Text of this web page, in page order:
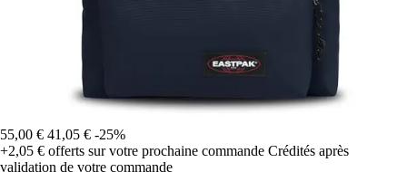
55,00 € 41,05 € -25%
+2,05 € offerts sur votre prochaine commande Crédités après
validation de votre commande